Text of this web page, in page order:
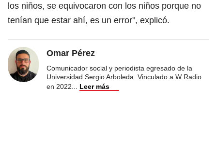
los niños, se equivocaron con los niños porque no
tenían que estar ahí, es un error”, explicó.
Omar Pérez
Comunicador social y periodista egresado de la
Universidad Sergio Arboleda. Vinculado a W Radio
en 2022
Leer más